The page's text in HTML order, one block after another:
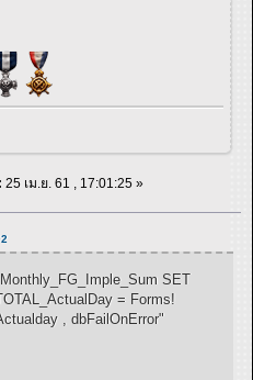
25 เม.ย. 61 , 17:01:25 »
SET
= Forms!
, dbFailOnError"